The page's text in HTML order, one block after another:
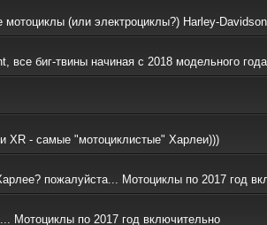
мотоциклы (или электроциклы?) Harley-Davidson
все биг-твины начиная с 2018 модельного
XR - самые "мотоциклистые" Харлеи)))
пожалуйста... Мотоциклы по 2017 год
Мотоциклы по 2017 год включительно